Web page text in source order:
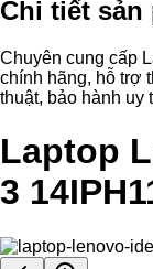
Chi tiết sản
Chuyên cung cấp
chính hãng, hỗ trợ
thuật, bảo hành uy
Laptop
3